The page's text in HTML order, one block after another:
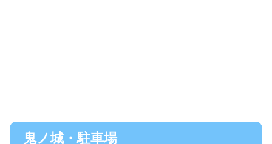
鬼ノ城・駐車場